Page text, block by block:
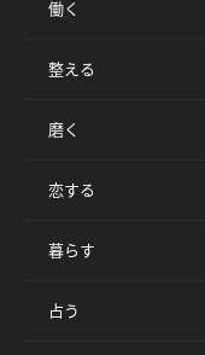
働く
整える
磨く
恋する
暮らす
占う